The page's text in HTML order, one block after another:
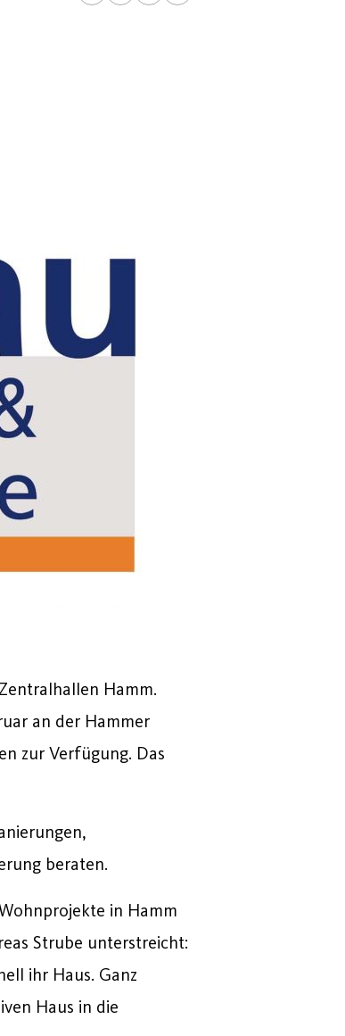
Hamm.
an der Hammer
zur Verfügung. Das
beraten.
in Hamm
Strube unterstreicht:
ihr Haus. Ganz
Haus in die